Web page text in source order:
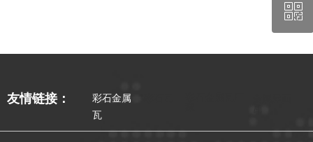
友情链接：
彩石金属
瓦
QQꀥ
微信二维码